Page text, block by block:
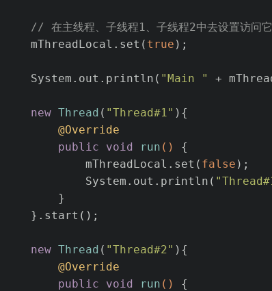
// 在主线程、子线程1、子线程2中去设置访问
mThreadLocal.set(
true );
System.out.println(
"Main " +
new Thread ( "Thread#1" ){
@Override
public
void run ()
{
mThreadLocal.set(
false );
System.out.println(
}
}.start();
new Thread ( "Thread#2" ){
@Override
public
void run ()
{